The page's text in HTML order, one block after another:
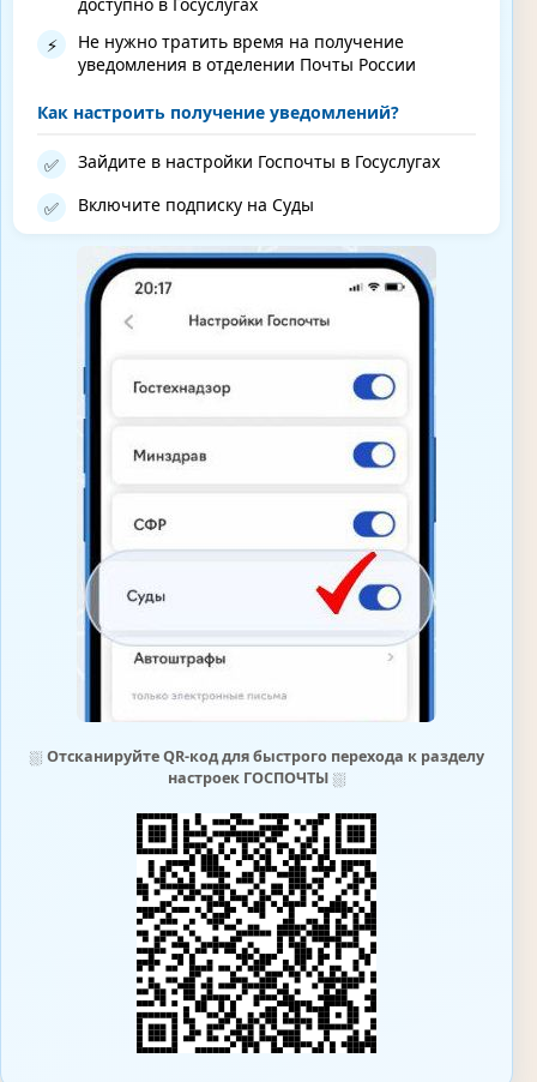
⚡
Не нужно тратить время на получение
уведомления в отделении Почты России
Как настроить получение уведомлений?
✅ Зайдите в настройки Госпочты в Госуслугах
✅ Включите подписку на Суды
⛆ Отсканируйте QR-код для быстрого перехода к разделу
настроек ГОСПОЧТЫ⛆